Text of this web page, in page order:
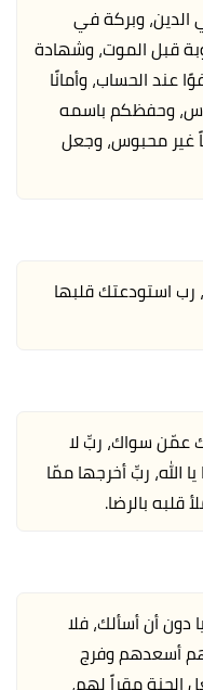
الدين، وبركة في
قبل الموت، وشهادة
عند الحساب، وأمانًا
وحفظكم باسمه
غير محبوس، وجعل
رب استودعتك قلبها
عمّن سواك، ربِّ لا
الله، ربِّ أخرجها ممّا
قلبه بالرضا.
دون أن أسألك، فلا
أسعدهم وفرج
مقراً لهم،